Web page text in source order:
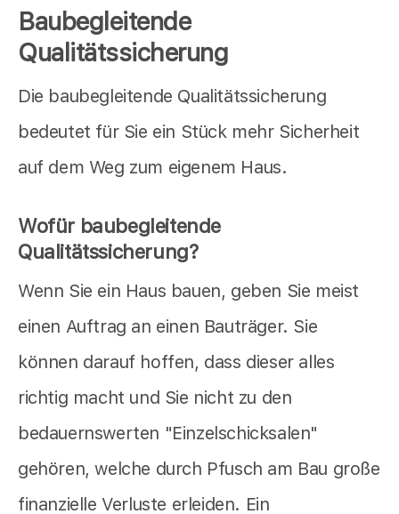
Baubegleitende
Qualitätssicherung
Die baubegleitende Qualitätssicherung
bedeutet für Sie ein Stück mehr Sicherheit
auf dem Weg zum eigenem Haus.
Wofür baubegleitende
Qualitätssicherung?
Wenn Sie ein Haus bauen, geben Sie meist
einen Auftrag an einen Bauträger. Sie
können darauf hoffen, dass dieser alles
richtig macht und Sie nicht zu den
bedauernswerten "Einzelschicksalen"
gehören, welche durch Pfusch am Bau große
finanzielle Verluste erleiden. Ein